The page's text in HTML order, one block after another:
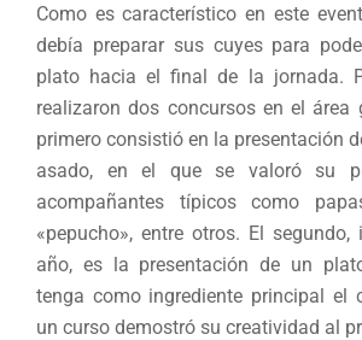
Como es característico en este
debía preparar sus cuyes para
plato hacia el final de la jornada.
realizaron dos concursos en el área
primero consistió en la presentación
asado, en el que se valoró su
acompañantes típicos como
«pepucho», entre otros. El segundo,
año, es la presentación de un
tenga como ingrediente principal el
un curso demostró su creatividad al